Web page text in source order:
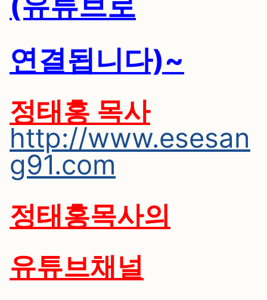
연결됩니다)~
정태홍 목사
http://www.esesan
g91.com
정태홍목사의
유튜브채널